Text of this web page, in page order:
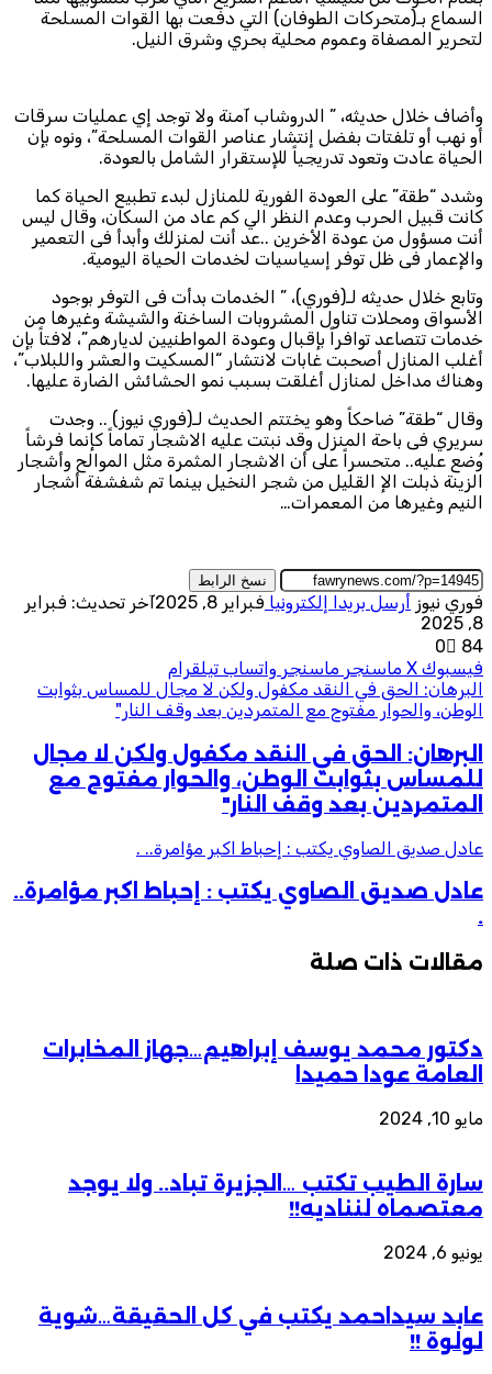
السماع بـ(متحركات الطوفان) التي دفعت بها القوات المسلحة
لتحرير المصفاة وعموم محلية بحري وشرق النيل.
وأضاف خلال حديثه، ” الدروشاب آمنة ولا توجد إي عمليات سرقات
أو نهب أو تلفتات بفضل إنتشار عناصر القوات المسلحة”، ونوه بإن
الحياة عادت وتعود تدريجياً للإستقرار الشامل بالعودة.
وشدد “طقة” على العودة الفورية للمنازل لبدء تطبيع الحياة كما
كانت قبيل الحرب وعدم النظر الي كم عاد من السكان، وقال ليس
أنت مسؤول من عودة الأخرين ..عد أنت لمنزلك وأبدأ فى التعمير
والإعمار فى ظل توفر إسياسيات لخدمات الحياة اليومية.
وتابع خلال حديثه لـ(فوري)، ” الخدمات بدأت فى التوفر بوجود
الأسواق ومحلات تناول المشروبات الساخنة والشيشة وغيرها من
خدمات تتصاعد توافراً بإقبال وعودة المواطنيين لديارهم”، لافتاً بإن
أغلب المنازل أصحبت غابات لانتشار “المسكيت والعشر واللبلاب”،
وهناك مداخل لمنازل أغلقت بسبب نمو الحشائش الضارة عليها.
وقال “طقة” ضاحكاً وهو يختتم الحديث لـ(فوري نيوز) .. وجدت
سريري فى باحة المنزل وقد نبتت عليه الاشجار تماماً كإنما فرشاً
وُضع عليه.. متحسراً على أن الاشجار المثمرة مثل الموالح وأشجار
الزينة ذبلت الإ القليل من شجر النخيل بينما تم شفشفة أشجار
النيم وغيرها من المعمرات…
نسخ الرابط
فوري نيوز أرسل بريدا إلكترونيا فبراير 8, 2025
آخر تحديث: فبراير
8, 2025
0
84
فيسبوك ‫X ماسنجر ماسنجر واتساب تيلقرام
البرهان: الحق في النقد مكفول ولكن لا مجال للمساس بثوابت
الوطن، والحوار مفتوح مع المتمردين بعد وقف النار"
البرهان: الحق في النقد مكفول ولكن لا مجال
للمساس بثوابت الوطن، والحوار مفتوح مع
المتمردين بعد وقف النار"
عادل صديق الصاوي يكتب : إحباط اكبر مؤامرة.. .
عادل صديق الصاوي يكتب : إحباط اكبر مؤامرة..
.
مقالات ذات صلة
دكتور محمد يوسف إبراهيم…جهاز المخابرات
العامة عودا حميدا
مايو 10, 2024
سارة الطيب تكتب …الجزيرة تباد.. ولا يوجد
معتصماه لنناديه!!
يونيو 6, 2024
عابد سيداحمد يكتب في كل الحقيقة…شوية
لولوة !!